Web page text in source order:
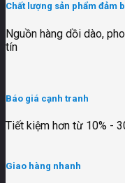
Chất lượng sản phẩm đảm
Nguồn hàng dồi dào,
tín
Báo giá cạnh tranh
Tiết kiệm hơn từ 10% -
Giao hàng nhanh